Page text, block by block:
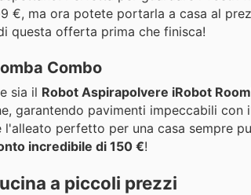
€, ma ora potete portarla a casa al
questa offerta prima che finisca!
Combo
sia il Robot Aspirapolvere iRobot
garantendo pavimenti impeccabili
perfetto per una casa sempre
incredibile di 150 €!
a piccoli prezzi